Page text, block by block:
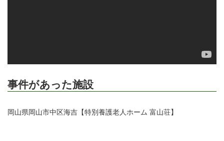
事件があった施設
岡山県岡山市中区海吉【特別養護老人ホーム 富山荘】